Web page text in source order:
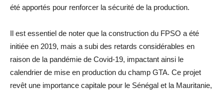
été apportés pour renforcer la sécurité de la production.
Il est essentiel de noter que la construction du FPSO a été
initiée en 2019, mais a subi des retards considérables en
raison de la pandémie de Covid-19, impactant ainsi le
calendrier de mise en production du champ GTA. Ce projet
revêt une importance capitale pour le Sénégal et la Mauritanie,